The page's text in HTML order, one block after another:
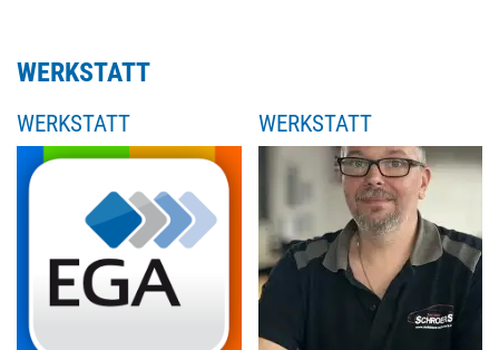
WERKSTATT
WERKSTATT WERKSTATT